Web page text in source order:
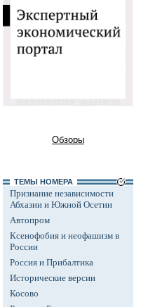
Обзоры
ТЕМЫ НОМЕРА
Признание независимости
Абхазии и Южной Осетии
Автопром
Ксенофобия и неофашизм в
России
Россия и Прибалтика
Исторические версии
Косово